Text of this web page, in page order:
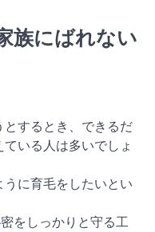
族にばれない
するとき、できるだ
いる人は多いでしょ
に育毛をしたいとい
をしっかりと守る工